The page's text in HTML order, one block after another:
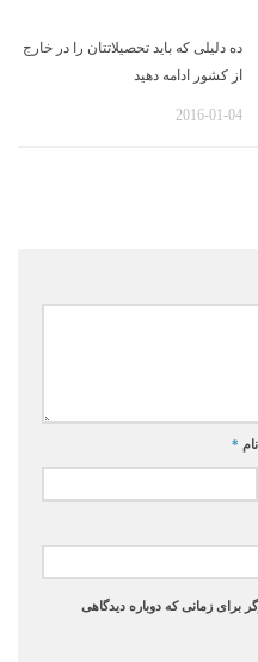
ده دلیلی که باید تحصیلاتتان را در خارج
از کشور ادامه دهید
2016-01-04
نام *
برای زمانی که دوباره دیدگاهی